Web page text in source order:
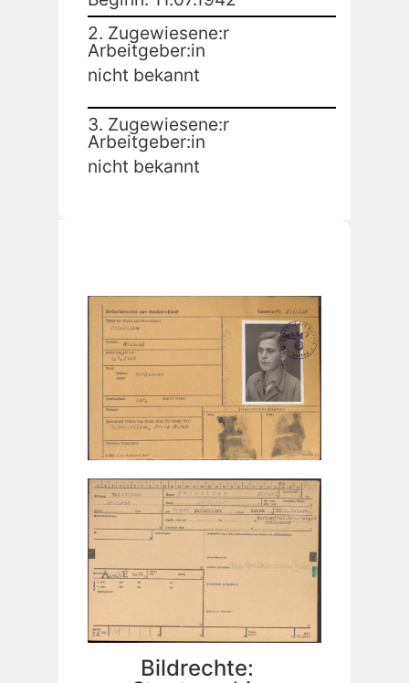
2. Zugewiesene:r
Arbeitgeber:in
nicht bekannt
3. Zugewiesene:r
Arbeitgeber:in
nicht bekannt
Bildrechte: